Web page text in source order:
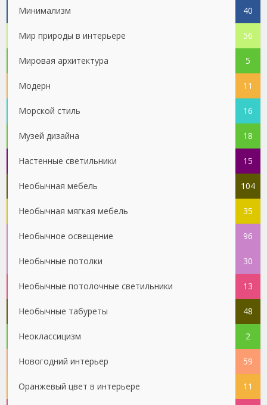
Минимализм 40
Мир природы в интерьере 56
Мировая архитектура 5
Модерн 11
Морской стиль 16
Музей дизайна 18
Настенные светильники 15
Необычная мебель 104
Необычная мягкая мебель 35
Необычное освещение 96
Необычные потолки 30
Необычные потолочные светильники 13
Необычные табуреты 48
Неоклассицизм 2
Новогодний интерьер 59
Оранжевый цвет в интерьере 11